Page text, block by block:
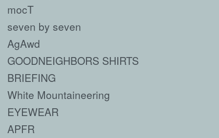
mocT
seven by seven
AgAwd
GOODNEIGHBORS SHIRTS
BRIEFING
White Mountaineering
EYEWEAR
APFR